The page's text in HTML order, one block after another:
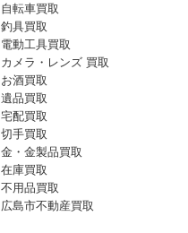
自転車買取
釣具買取
電動工具買取
カメラ・レンズ 買取
お酒買取
遺品買取
宅配買取
切手買取
金・金製品買取
在庫買取
不用品買取
広島市不動産買取